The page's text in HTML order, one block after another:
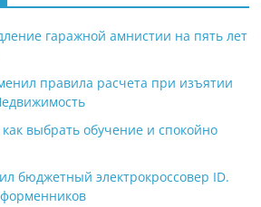
гаражной амнистии на пять лет
правила расчета при изъятии
выбрать обучение и спокойно
бюджетный электрокроссовер ID.